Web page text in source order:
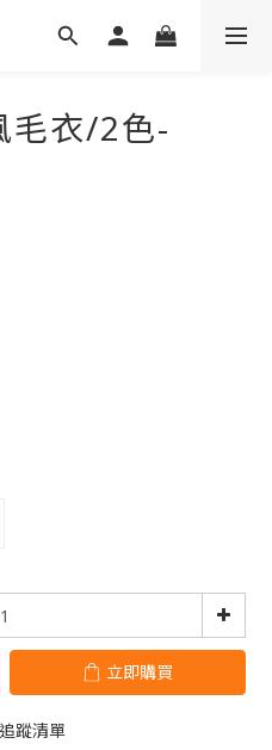
毛衣/2色-
立即購買
蹤清單